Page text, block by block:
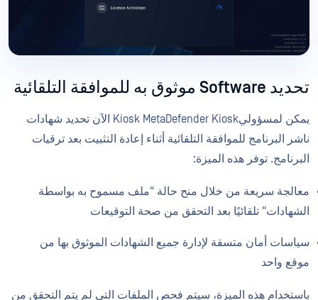
تحديد Software موثوق به للموافقة التلقائية
يمكن لمسؤوليKiosk MetaDefender Kiosk الآن تحديد شهادات
ناشر البرنامج للموافقة التلقائية أثناء إعادة التثبيت بعد ترقيات
البرنامج. توفر هذه الميزة:
معالجة سريعة من خلال منح حالة "ملف مسموح به بواسطة
الشهادات" تلقائيًا بعد التحقق من صحة التوقيعات
سياسات أمان متسقة لإدارة جميع الشهادات الموثوق بها من
موقع واحد
باستخدام هذه الميزة، سيتم فحص الملفات التي لم يتم التحقق من